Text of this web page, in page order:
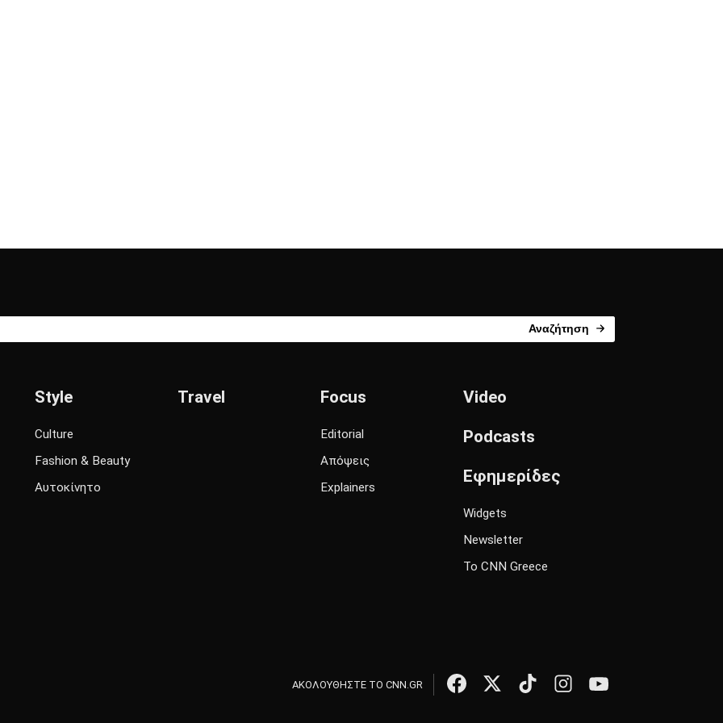
Αναζήτηση
Style
Culture
Fashion & Beauty
Αυτοκίνητο
Travel Focus
Editorial
Απόψεις
Explainers
Video
Podcasts
Εφημερίδες
Widgets
Newsletter
Το CNN Greece
ΑΚΟΛΟΥΘΗΣΤΕ ΤΟ CNN.GR